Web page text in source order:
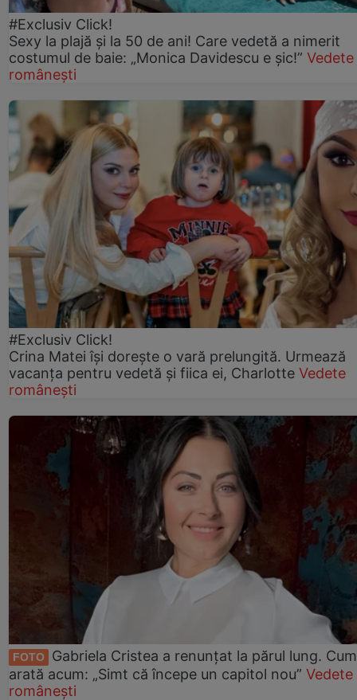
#Exclusiv Click!
Sexy la plajă și la 50 de ani! Care vedetă a nimerit
costumul de baie: „Monica Davidescu e șic!” Vedete
românești
#Exclusiv Click!
Crina Matei își dorește o vară prelungită. Urmează
vacanța pentru vedetă și fiica ei, Charlotte Vedete
românești
FOTO
Gabriela Cristea a renunțat la părul lung. Cum
arată acum: „Simt că începe un capitol nou” Vedete
românești